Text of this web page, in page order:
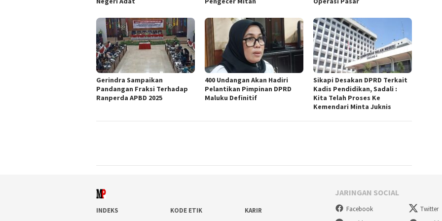
Gerindra Sampaikan
Pandangan Fraksi Terhadap
Ranperda APBD 2025
400 Undangan Akan Hadiri
Pelantikan Pimpinan DPRD
Maluku Definitif
Sikapi Desakan DPRD Terkait
Kadis Pendidikan, Sadali :
Kita Telah Proses Ke
Kemendari Minta Juknis
INDEKS KODE ETIK
KARIR
JARINGAN SOCIAL
Facebook Twitter